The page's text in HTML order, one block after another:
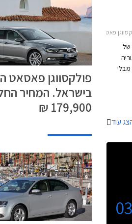
2011-2015
של
מבלי
השנים.
עוד
פולקסווגן פאסאט
בישראל. המחיר
179,900 ₪